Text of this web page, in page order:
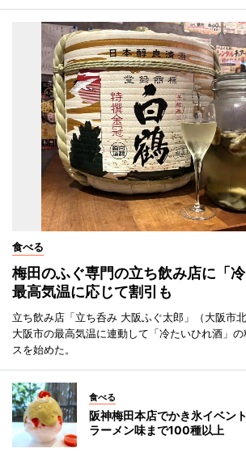
食べる
梅田のふぐ専門の立ち飲み店に「
最高気温に応じて割引も
立ち飲み店「立ち呑み 大阪ふぐ太郎」（大阪市北
大阪市の最高気温に連動して「冷たいひれ酒」
スを始めた。
食べる
阪神梅田本店でかき氷イベン
ラーメン味まで100種以上